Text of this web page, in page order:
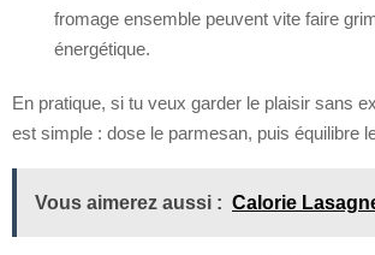
fromage ensemble peuvent vite faire
énergétique.
En pratique, si tu veux garder le plaisir sans
est simple : dose le parmesan, puis équilibre
Vous aimerez aussi : Calorie